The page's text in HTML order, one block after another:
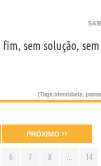
fim, sem solução,
[Tags:identidade,
6 7 8 ... 14
PRÓXIMO ››